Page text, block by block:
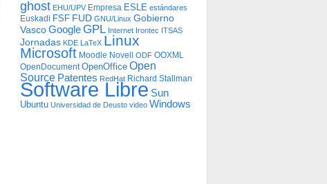
ghost EHU/UPV Empresa ESLE estándares
Euskadi FSF FUD GNU/Linux Gobierno
Vasco Google GPL Internet Irontec ITSAS
Jornadas KDE LaTeX Linux
Microsoft Moodle Novell ODF OOXML
OpenDocument OpenOffice Open
Source Patentes RedHat Richard Stallman
Software Libre Sun
Ubuntu Universidad de Deusto video Windows